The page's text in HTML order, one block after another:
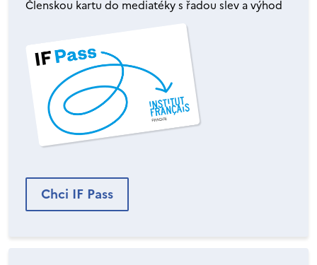
Členskou kartu do mediatéky s řadou slev a výhod
Chci IF Pass